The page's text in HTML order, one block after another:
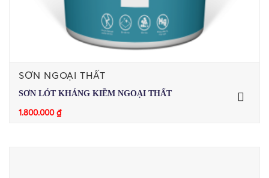
SƠN NGOẠI THẤT
SƠN LÓT KHÁNG KIỀM NGOẠI THẤT
1.800.000₫